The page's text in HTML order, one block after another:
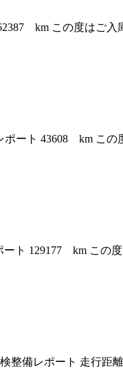
km この度はご入
ト 43608 km この度
129177 km この度
備レポート 走行距離